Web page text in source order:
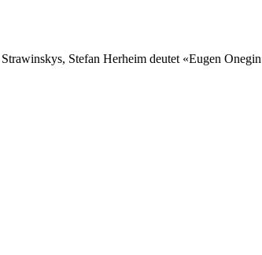
Stefan Herheim deutet «Eugen